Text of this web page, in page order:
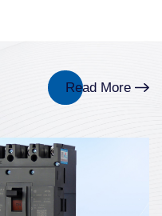
Read More